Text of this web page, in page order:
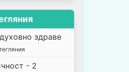
здраве
- 2